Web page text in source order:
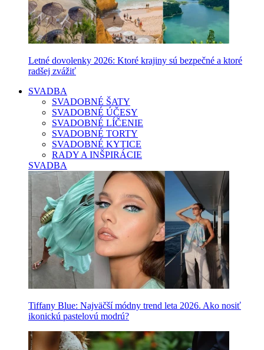
Letné dovolenky 2026: Ktoré krajiny sú bezpečné a ktoré
radšej zvážiť
SVADBA
SVADOBNÉ ŠATY
SVADOBNÉ ÚČESY
SVADOBNÉ LÍČENIE
SVADOBNÉ TORTY
SVADOBNÉ KYTICE
RADY A INŠPIRÁCIE
SVADBA
Tiffany Blue: Najväčší módny trend leta 2026. Ako nosiť
ikonickú pastelovú modrú?